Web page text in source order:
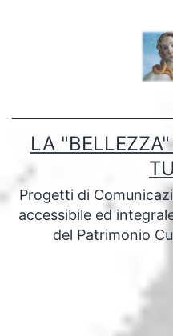
LA
Progetti di
accessibile ed
del Patrimonio